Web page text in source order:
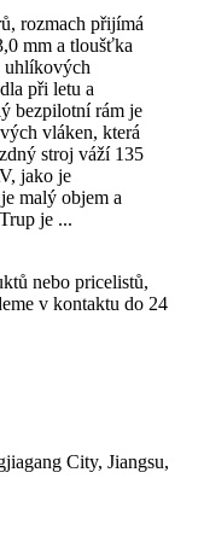
rozmach přijímá
mm a tloušťka
uhlíkových
při letu a
bezpilotní rám je
vláken, která
stroj váží 135
jako je
malý objem a
je ...
nebo pricelistů,
v kontaktu do 24
City, Jiangsu,